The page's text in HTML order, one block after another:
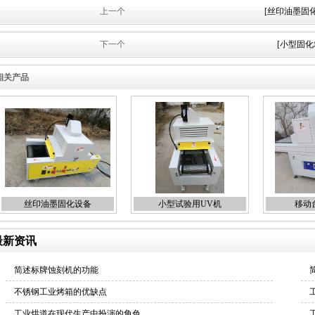
上一个 [丝印油墨固
下一个 [小型固
关产品
丝印油墨固化设备 小型试验用UV机 移动
新资讯
简述标牌蚀刻机的功能
不锈钢工业烤箱的优缺点